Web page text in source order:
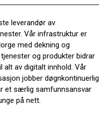
leverandør av
Vår infrastruktur er
med dekning og
og produkter bidrar
alt av digitalt innhold. Vår
jobber døgnkontinuerlig
et særlig samfunnsansvar
på nett.